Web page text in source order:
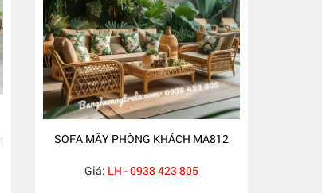
SOFA MÂY PHÒNG KHÁCH MA812
Giá: LH - 0938 423 805